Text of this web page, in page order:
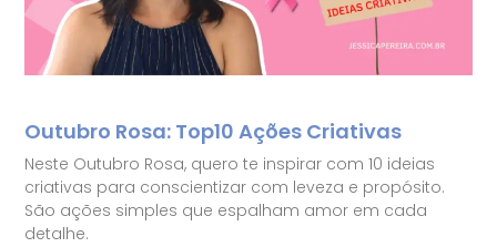
Outubro Rosa: Top10 Ações Criativas
Neste Outubro Rosa, quero te inspirar com 10 ideias
criativas para conscientizar com leveza e propósito.
São ações simples que espalham amor em cada
detalhe.